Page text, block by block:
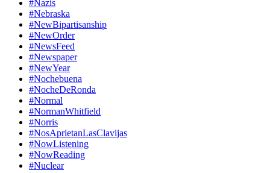
#Nazis
#Nebraska
#NewBipartisanship
#NewOrder
#NewsFeed
#Newspaper
#NewYear
#Nochebuena
#NocheDeRonda
#Normal
#NormanWhitfield
#Norris
#NosAprietanLasClavijas
#NowListening
#NowReading
#Nuclear